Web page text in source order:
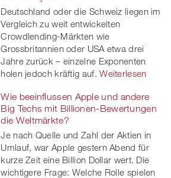
Deutschland oder die Schweiz liegen im
Vergleich zu weit entwickelten
Crowdlending-Märkten wie
Grossbritannien oder USA etwa drei
Jahre zurück – einzelne Exponenten
holen jedoch kräftig auf. Weiterlesen
Wie beeinflussen Apple und andere
Big Techs mit Billionen-Bewertungen
die Weltmärkte?
Je nach Quelle und Zahl der Aktien in
Umlauf, war Apple gestern Abend für
kurze Zeit eine Billion Dollar wert. Die
wichtigere Frage: Welche Rolle spielen